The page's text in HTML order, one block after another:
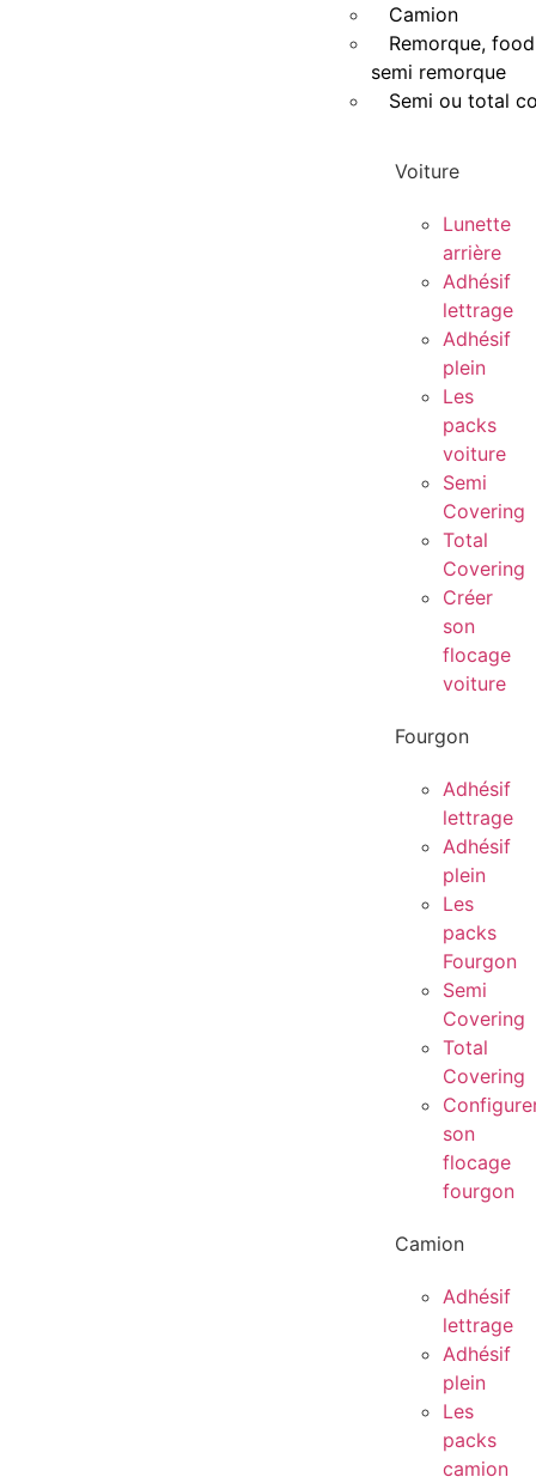
Camion
Remorque,
semi remorque
Semi ou total
Voiture
Lunette
arrière
Adhésif
lettrage
Adhésif
plein
Les
packs
voiture
Semi
Covering
Total
Covering
Créer
son
flocage
voiture
Fourgon
Adhésif
lettrage
Adhésif
plein
Les
packs
Fourgon
Semi
Covering
Total
Covering
son
flocage
fourgon
Camion
Adhésif
lettrage
Adhésif
plein
Les
packs
camion